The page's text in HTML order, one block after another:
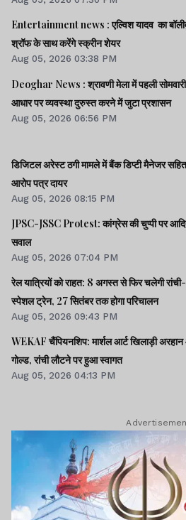
Entertainment news : एल्विश यादव का
श्रॉफ के साथ करेंगे स्क्रीन शेयर
Aug 05, 2026 03:38 PM
Deoghar News : श्रावणी मेला में पहली
आधार पर व्यवस्था दुरुस्त करने में जुटा प्रशासन
Aug 05, 2026 06:56 PM
डिजिटल अरेस्ट ठगी मामले में बैंक डिप्टी मैनेजर
आरोप पत्र दायर
Aug 05, 2026 08:15 PM
JPSC-JSSC Protest: कांग्रेस की चुप्पी पर
सवाल
Aug 05, 2026 07:04 PM
रेल यात्रियों को राहत: 8 अगस्त से फिर चलेगी
स्पेशल ट्रेन, 27 सितंबर तक होगा परिचालन
Aug 05, 2026 09:43 PM
WEKAF चैंपियनशिप: मार्शल आर्ट खिलाड़ी
गोल्ड, रांची लौटने पर हुआ स्वागत
Aug 05, 2026 04:13 PM